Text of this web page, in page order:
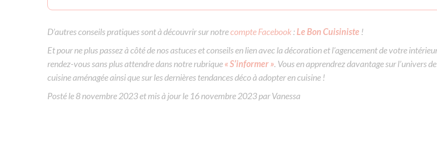
D’autres conseils pratiques sont à découvrir sur notrecompte Facebook:Le Bon Cuisiniste !
Et pour ne plus passez à côté de nos astuces et conseils en lien avec la décoration et l’agencement de votre
rendez-vous sans plus attendre dans notre rubrique« S’informer ». Vous en apprendrez davantage sur l’univers
cuisine aménagée ainsi que sur les dernières tendances déco à adopter en cuisine !
Posté lePosté
8 novembre 2023et mis à jour le 16 novembre 2023parVanessa